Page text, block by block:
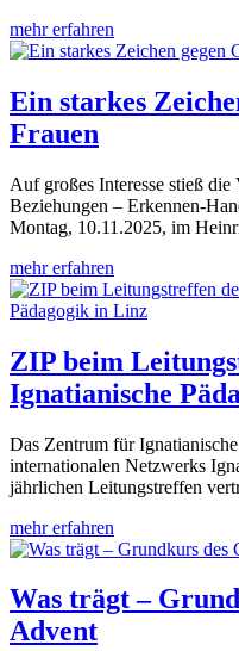
mehr erfahren
Ein starkes
Frauen
Auf großes Interesse stieß
Beziehungen – Erkennen-
Montag, 10.11.2025, im
mehr erfahren
ZIP beim
Ignatianische
Das Zentrum für
internationalen Netzwerks
jährlichen Leitungstreffen
mehr erfahren
Was trägt –
Advent